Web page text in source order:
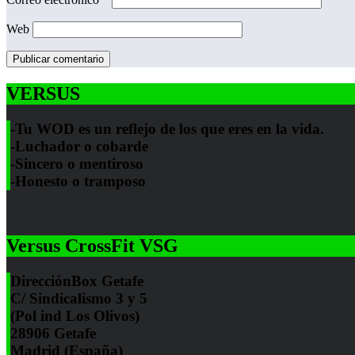
Web
VERSUS
-Tu WOD es un reflejo de los que eres en la vida.
-Luchador o cobarde
-Sincero o mentiroso
-Honesto o tramposo
Versus CrossFit VSG
DirecciónBox Getafe
C/ Sindicalismo 3 y 5
(Pol ind Los Olivos)
28906 Getafe
Madrid (España)